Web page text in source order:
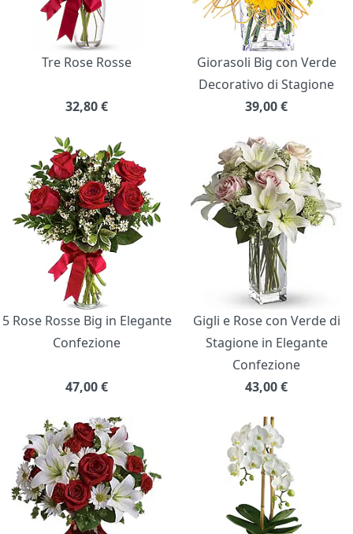
Tre Rose Rosse
32,80€
Giorasoli Big con Verde
Decorativo di Stagione
39,00€
5 Rose Rosse Big in Elegante
Confezione
47,00€
Gigli e Rose con Verde di
Stagione in Elegante
Confezione
43,00€